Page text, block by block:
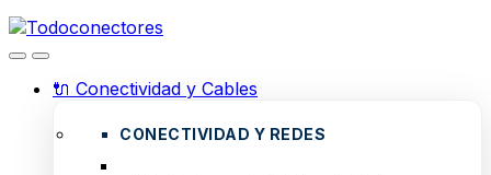
🔌 Conectividad y Cables
CONECTIVIDAD Y REDES